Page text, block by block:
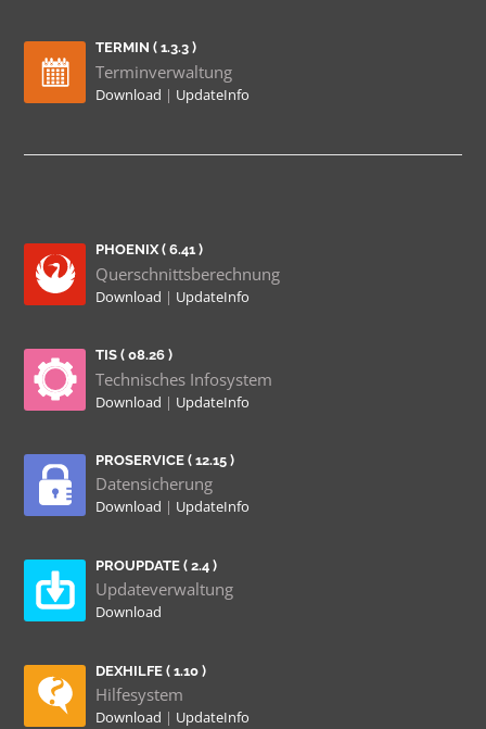
TERMIN ( 1.3.3 )
Terminverwaltung
Download | UpdateInfo
PHOENIX ( 6.41 )
Querschnittsberechnung
Download | UpdateInfo
TIS ( 08.26 )
Technisches Infosystem
Download | UpdateInfo
PROSERVICE ( 12.15 )
Datensicherung
Download | UpdateInfo
PROUPDATE ( 2.4 )
Updateverwaltung
Download
DEXHILFE ( 1.10 )
Hilfesystem
Download | UpdateInfo